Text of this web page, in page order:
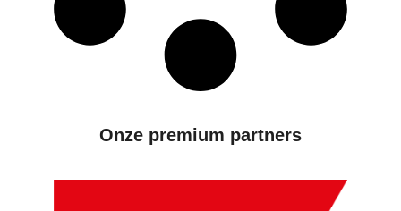
Onze premium partners